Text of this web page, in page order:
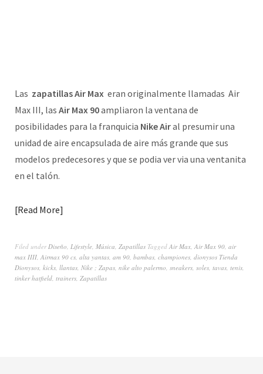
Las zapatillas Air Max eran originalmente llamadas Air
Max III, las Air Max 90ampliaron la ventana de
posibilidades para la franquicia Nike Airal presumir una
unidad de aire encapsulada de aire más grande que sus
modelos predecesores y que se podia ver via una ventanita
en el talón.
Read More
Filed underDiseño, Lifestyle, Música, Zapatillas Tagged Air Max, Air Max 90, air
max IIII, Airmax 90 cs, alta yantas, am 90, bambas, championes, dionysos Tienda
Dionysos, kicks, llantas, Nike ; Zapas, nike alto palermo, sneakers, soles, tavas, tenis,
tinker hatfield, trainers, Zapatillas